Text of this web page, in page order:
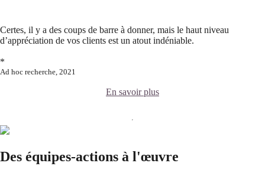
Certes, il y a des coups de barre à donner, mais le haut niveau
d’appréciation de vos clients est un atout indéniable.
*
Ad hoc recherche, 2021
En savoir plus
Des équipes-actions à l'œuvre